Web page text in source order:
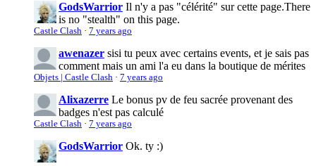
GodsWarrior Il n'y a pas "célérité" sur cette page.There
is no "stealth" on this page.
Castle Clash · 7 years ago
awenazer sisi tu peux avec certains events, et je sais pas
comment mais un ami l'a eu dans la boutique de mérites
Objets | Castle Clash · 7 years ago
Alixazerre Le bonus pv de feu sacrée provenant des
badges n'est pas calculé
Castle Clash · 7 years ago
GodsWarrior Ok. ty :)